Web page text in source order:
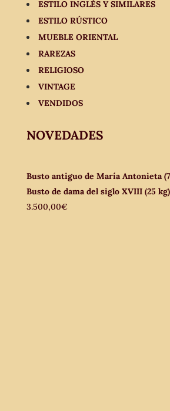
ESTILO INGLÉS Y SIMILARES
ESTILO RÚSTICO
MUEBLE ORIENTAL
RAREZAS
RELIGIOSO
VINTAGE
VENDIDOS
NOVEDADES
Busto antiguo de María Antonieta
Busto de dama del siglo XVIII (25
3.500,00€